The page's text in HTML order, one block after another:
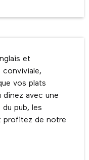
et
conviviale,
vos plats
dinez avec une
pub, les
profitez de notre